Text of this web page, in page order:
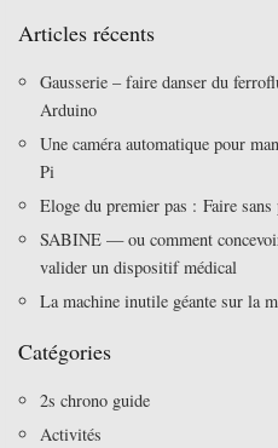
Articles récents
Gausserie – faire danser du
Arduino
Une caméra automatique pour
Pi
Eloge du premier pas : Faire sans
SABINE — ou comment
valider un dispositif médical
La machine inutile géante sur la
Catégories
2s chrono guide
Activités